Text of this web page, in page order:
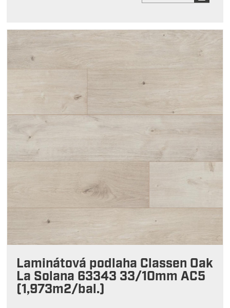
Laminátová podlaha Classen Oak
La Solana 63343 33/10mm AC5
(1,973m2/bal.)